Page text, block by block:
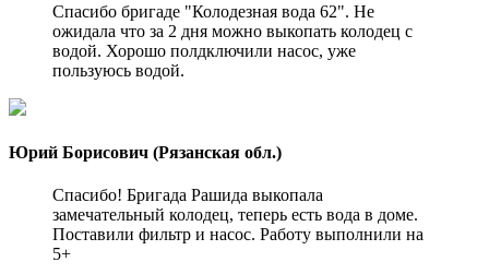
Спасибо бригаде "Колодезная вода 62". Не
ожидала что за 2 дня можно выкопать колодец с
водой. Хорошо полдключили насос, уже
пользуюсь водой.
Юрий Борисович (Рязанская обл.)
Спасибо! Бригада Рашида выкопала
замечательный колодец, теперь есть вода в доме.
Поставили фильтр и насос. Работу выполнили на
5+